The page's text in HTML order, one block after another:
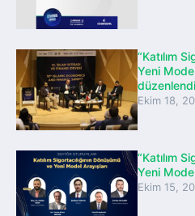
“Katılım
Yeni
düzenlendi
Ekim 18,
“Katılım
Yeni
Ekim 15,